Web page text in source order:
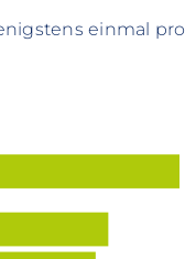
einmal pro